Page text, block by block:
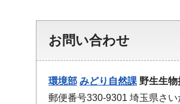
お問い合わせ
環境部 みどり自然課 野生生物
郵便番号330-9301 埼玉県さ